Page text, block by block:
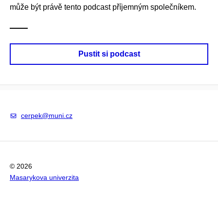
může být právě tento podcast příjemným společníkem.
Pustit si podcast
cerpek@muni.cz
© 2026
Masarykova univerzita